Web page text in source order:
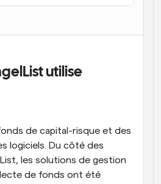
avec des appels
dernières nouvelles et mises à
en quelques minutes
des réunions avec plusieurs
utilise
de capital-risque et des
logiciels. Du côté des
les solutions de gestion
de fonds ont été